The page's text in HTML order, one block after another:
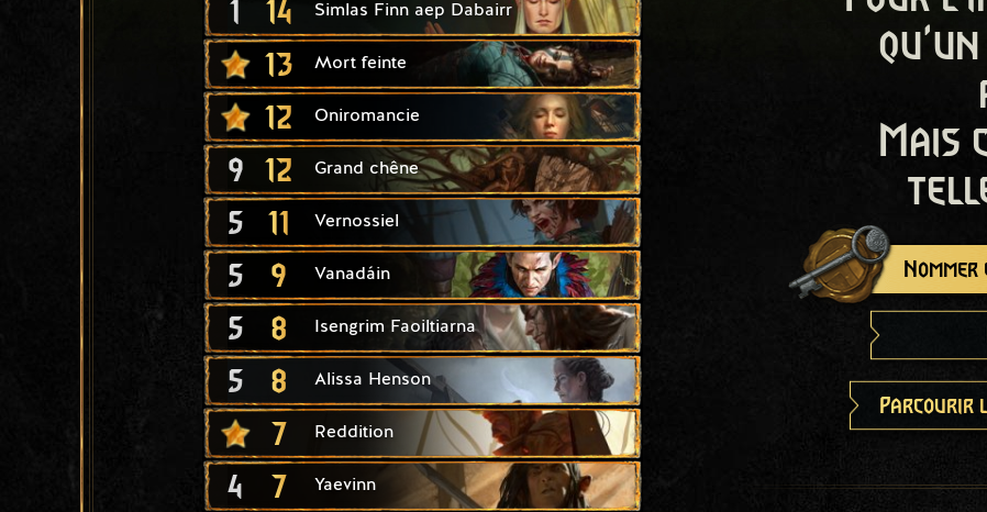
1 14 Simlas Finn aep Dabairr
13 Mort feinte
12 Oniromancie
9 12 Grand chêne
5 11 Vernossiel
5 9 Vanadáin
5 8 Isengrim Faoiltiarna
5 8 Alissa Henson
7 Reddition
4 7 Yaevinn
Mais
Parcourir